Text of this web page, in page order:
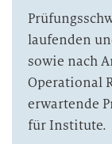
laufenden
sowie nach
Operational
erwartende
für Institute.